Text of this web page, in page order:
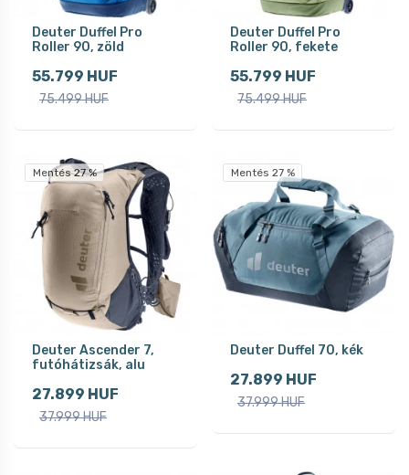
Deuter Duffel Pro
Roller 90, zöld
55.799 HUF
75.499 HUF
Deuter Duffel Pro
Roller 90, fekete
55.799 HUF
75.499 HUF
Mentés 27 %
Deuter Ascender 7,
futóhátizsák, alu
27.899 HUF
37.999 HUF
Mentés 27 %
Deuter Duffel 70, kék
27.899 HUF
37.999 HUF